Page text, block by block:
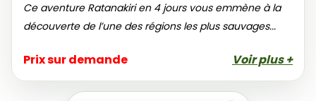
Ce aventure Ratanakiri en 4 jours vous emmène à la
découverte de l’une des régions les plus sauvages...
Prix sur demande Voir plus +